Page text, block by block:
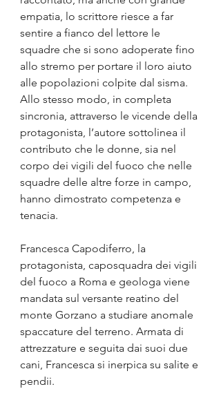
empatia, lo scrittore riesce a far
sentire a fianco del lettore le
squadre che si sono adoperate fino
allo stremo per portare il loro aiuto
alle popolazioni colpite dal sisma.
Allo stesso modo, in completa
sincronia, attraverso le vicende della
protagonista, l’autore sottolinea il
contributo che le donne, sia nel
corpo dei vigili del fuoco che nelle
squadre delle altre forze in campo,
hanno dimostrato competenza e
tenacia.
Francesca Capodiferro, la
protagonista, caposquadra dei vigili
del fuoco a Roma e geologa viene
mandata sul versante reatino del
monte Gorzano a studiare anomale
spaccature del terreno. Armata di
attrezzature e seguita dai suoi due
cani, Francesca si inerpica su salite e
pendii.